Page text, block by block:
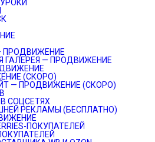
ПРОДВИЖЕНИЕ
ГАЛЕРЕЯ — ПРОДВИЖЕНИЕ
(СКОРО)
— ПРОДВИЖЕНИЕ (СКОРО)
СОЦСЕТЯХ
РЕКЛАМЫ (БЕСПЛАТНО)
ПОКУПАТЕЛЕЙ